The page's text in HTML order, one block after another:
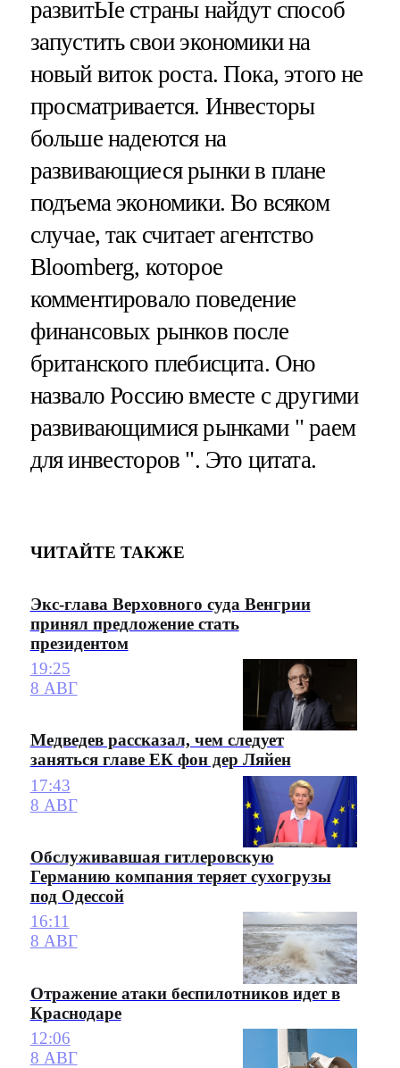
развитЫе страны найдут способ
запустить свои экономики на
новый виток роста. Пока, этого не
просматривается. Инвесторы
больше надеются на
развивающиеся рынки в плане
подъема экономики. Во всяком
случае, так считает агентство
Bloomberg, которое
комментировало поведение
финансовых рынков после
британского плебисцита. Оно
назвало Россию вместе с другими
развивающимися рынками " раем
для инвесторов ". Это цитата.
ЧИТАЙТЕ ТАКЖЕ
Экс-глава Верховного суда Венгрии
принял предложение стать
президентом
19:25
8 АВГ
Медведев рассказал, чем следует
заняться главе ЕК фон дер Ляйен
17:43
8 АВГ
Обслуживавшая гитлеровскую
Германию компания теряет сухогрузы
под Одессой
16:11
8 АВГ
Отражение атаки беспилотников идет в
Краснодаре
12:06
8 АВГ